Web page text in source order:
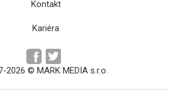
Kontakt
Kariéra
2026 © MARK MEDIA s.r.o.